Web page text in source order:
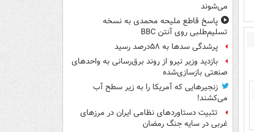
می‌شوند
پاسخ قاطع ملیحه محمدی به نسخه
تسلیم‌طلبی روی آنتن BBC
پرشدگی سدها به ۵۸درصد رسید
بازدید وزیر نیرو از روند برق‌رسانی به واحدهای
صنعتی بازسازی‌شده
زنجیرهایی که آمریکا را به زیر سطح آب
می‌کشند!
تثبیت دستاوردهای نظامی ایران در مرزهای
غربی در سایه جنگ رمضان